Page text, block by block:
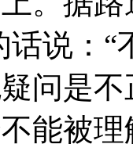
话说：
问是
能被理